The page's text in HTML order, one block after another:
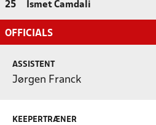
25 Ismet Camdali
OFFICIALS
ASSISTENT
Jørgen Franck
KEEPERTRÆNER